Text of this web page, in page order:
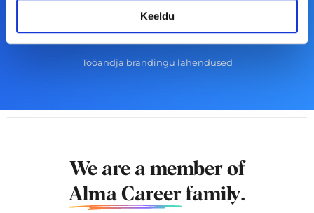
Keeldu
CV-Online värbamisteenused
Tööandja brändingu lahendused
We are a member of
Alma Career family.